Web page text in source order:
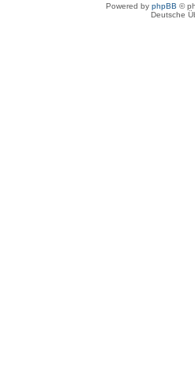
Powered by phpBB ©
Deutsche